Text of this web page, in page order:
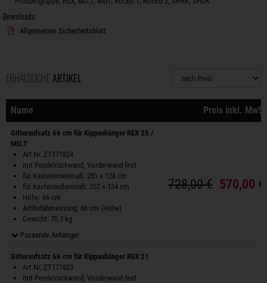
Downloads:
Allgemeines Sicherheitsblatt
ERHÄLTLICHE ARTIKEL
Sortierung
Name Preis inkl.
Gitteraufsatz 66 cm für Kippanhänger REX 25 /
MU.T
Art.Nr. ZT171824
mit Pendelrückwand, Vorderwand fest
für Kasteninnenmaß: 251 × 128 cm
für Kastenaußenmaß: 257 × 134 cm
Höhe: 66 cm
Artikelabmessung: 66 cm (Höhe)
Gewicht: 70,3 kg
Passende Anhänger
728,00 € 570,00 €
Gitteraufsatz 66 cm für Kippanhänger REX 21
Art.Nr. ZT171823
mit Pendelrückwand, Vorderwand fest